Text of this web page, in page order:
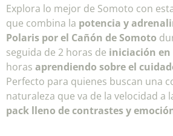
Explora lo mejor de Somoto con
que combina la potencia y
Polaris por el Cañón de Somoto
seguida de 2 horas de iniciación
horas aprendiendo sobre el
Perfecto para quienes buscan una
naturaleza que va de la velocidad a
pack lleno de contrastes y